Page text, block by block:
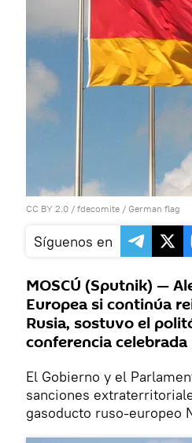
CC BY 2.0 / fdecomite / German flag
Síguenos en
MOSCÚ (Sputnik) —
Europea si continúa
Rusia, sostuvo el
conferencia celebrada
El Gobierno y el
sanciones
gasoducto ruso-europeo